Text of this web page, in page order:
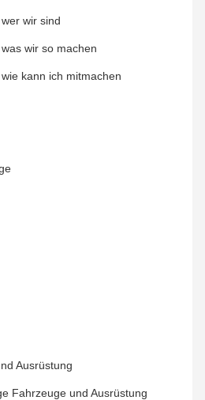
wir sind
wir so machen
kann ich mitmachen
Ausrüstung
Fahrzeuge und Ausrüstung